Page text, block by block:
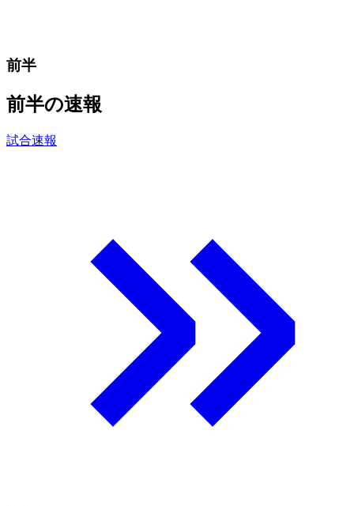
前半
前半の速報
試合速報